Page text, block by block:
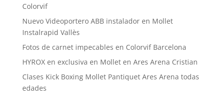
Colorvif
Nuevo Videoportero ABB instalador en Mollet
Instalrapid Vallès
Fotos de carnet impecables en Colorvif Barcelona
HYROX en exclusiva en Mollet en Ares Arena Cristian
Clases Kick Boxing Mollet Pantiquet Ares Arena todas
edades